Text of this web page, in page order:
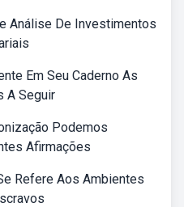
Análise De Investimentos
Em Seu Caderno As
A Seguir
Podemos
Afirmações
Refere Aos Ambientes